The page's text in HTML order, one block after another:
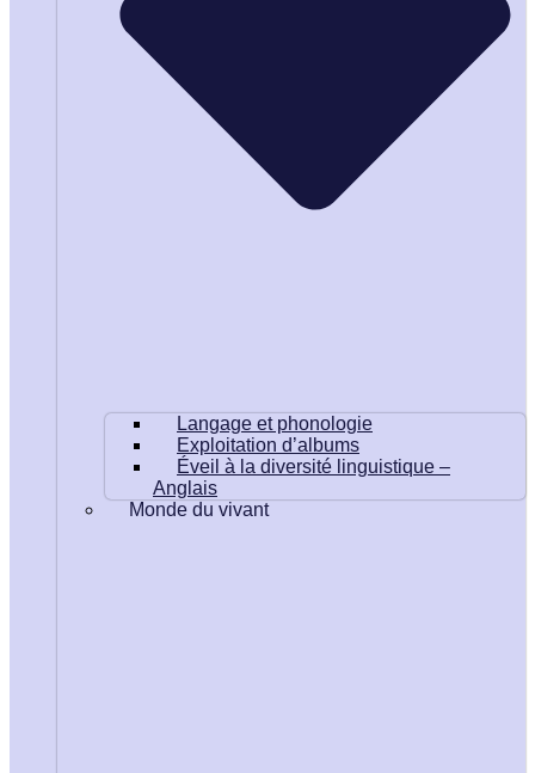
Langage et phonologie
Exploitation d’albums
Éveil à la diversité linguistique –
Anglais
Monde du vivant